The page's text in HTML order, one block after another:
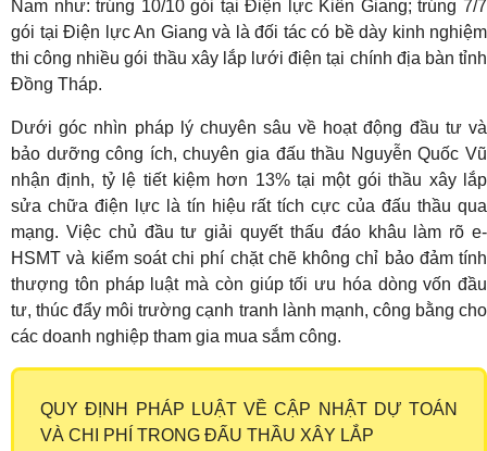
Nam như: trúng 10/10 gói tại Điện lực Kiên Giang; trúng 7/7
gói tại Điện lực An Giang và là đối tác có bề dày kinh nghiệm
thi công nhiều gói thầu xây lắp lưới điện tại chính địa bàn tỉnh
Đồng Tháp.
Dưới góc nhìn pháp lý chuyên sâu về hoạt động đầu tư và
bảo dưỡng công ích, chuyên gia đấu thầu Nguyễn Quốc Vũ
nhận định, tỷ lệ tiết kiệm hơn 13% tại một gói thầu xây lắp
sửa chữa điện lực là tín hiệu rất tích cực của đấu thầu qua
mạng. Việc chủ đầu tư giải quyết thấu đáo khâu làm rõ e-
HSMT và kiểm soát chi phí chặt chẽ không chỉ bảo đảm tính
thượng tôn pháp luật mà còn giúp tối ưu hóa dòng vốn đầu
tư, thúc đẩy môi trường cạnh tranh lành mạnh, công bằng cho
các doanh nghiệp tham gia mua sắm công.
QUY ĐỊNH PHÁP LUẬT VỀ CẬP NHẬT DỰ TOÁN
VÀ CHI PHÍ TRONG ĐẤU THẦU XÂY LẮP